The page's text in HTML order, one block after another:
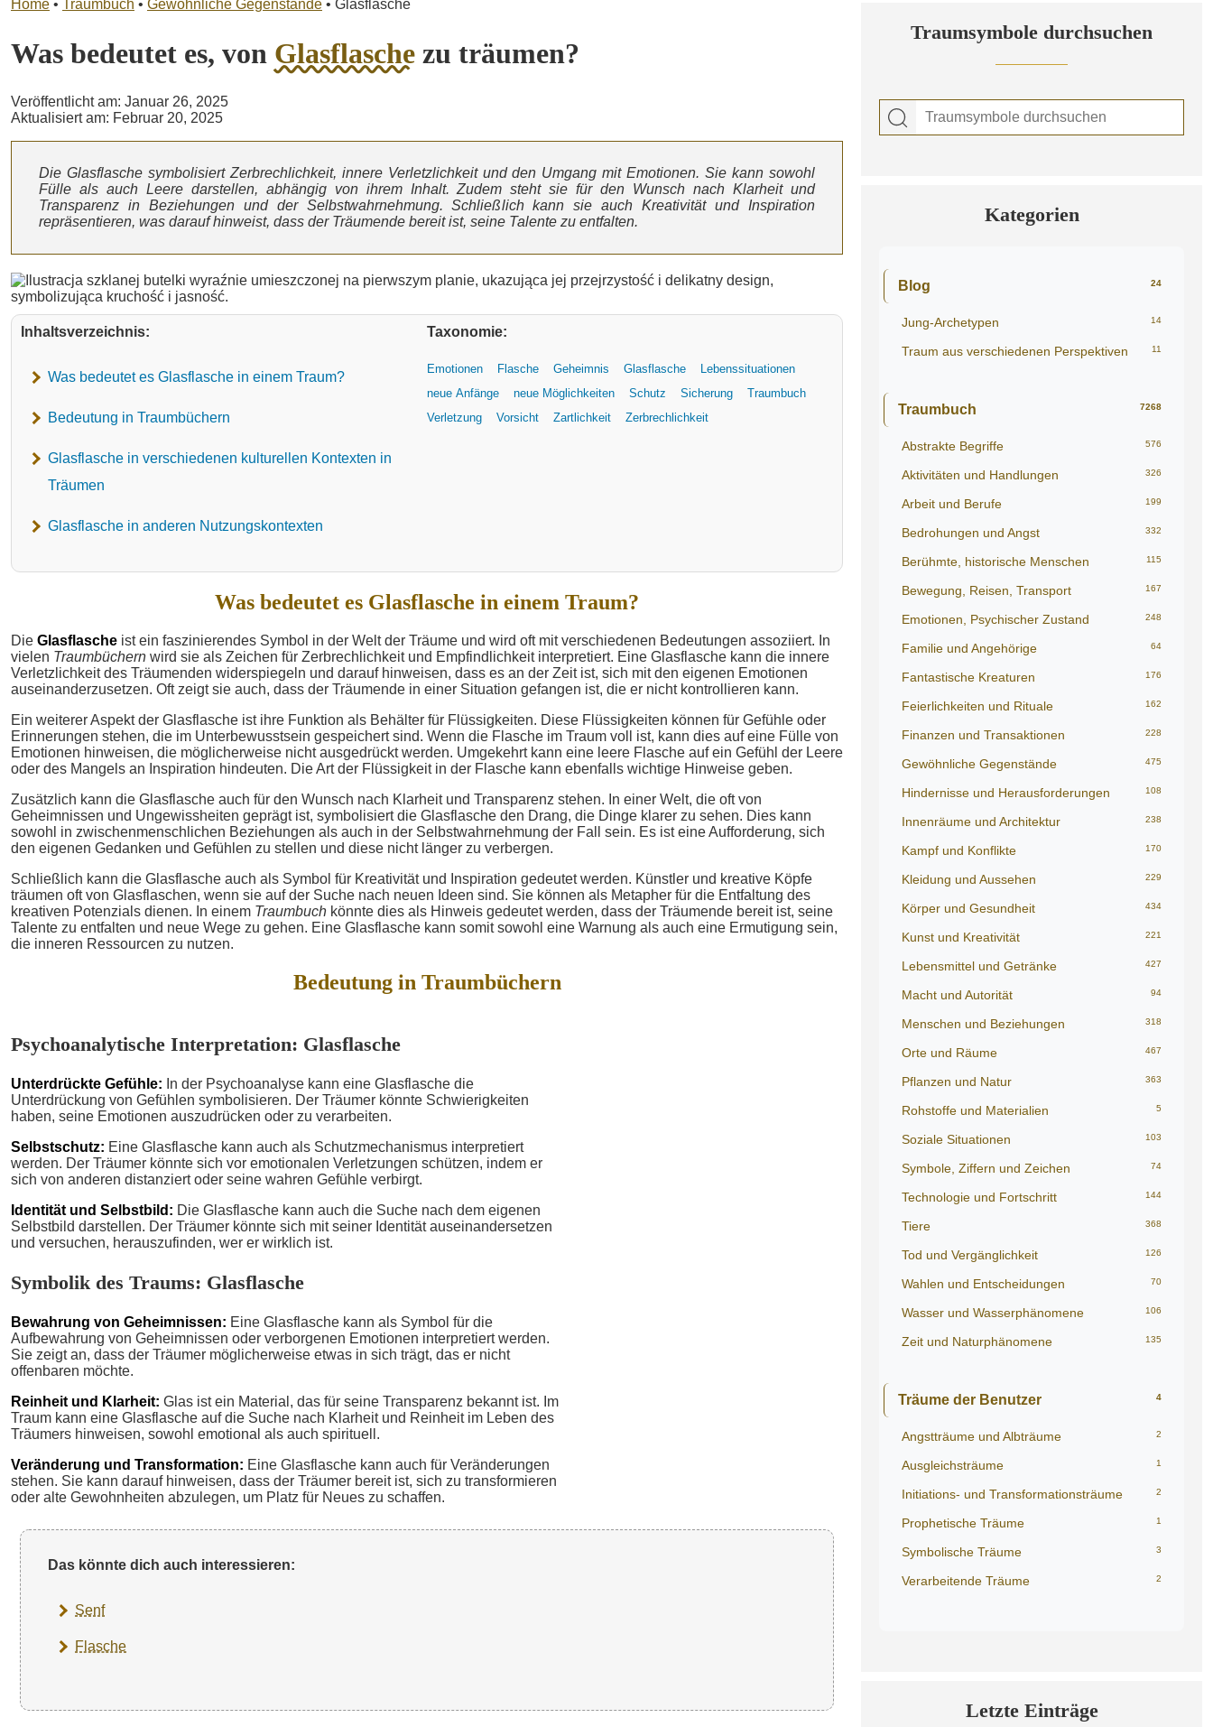
Home • Traumbuch • Gewöhnliche Gegenstände • Glasflasche
Was bedeutet es, von Glasflasche zu träumen?
Veröffentlicht am: Januar 26, 2025
Aktualisiert am: Februar 20, 2025
Die Glasflasche symbolisiert Zerbrechlichkeit, innere Verletzlichkeit und den Umgang mit Emotionen. Sie kann sowohl
Fülle als auch Leere darstellen, abhängig von ihrem Inhalt. Zudem steht sie für den Wunsch nach Klarheit und
Transparenz in Beziehungen und der Selbstwahrnehmung. Schließlich kann sie auch Kreativität und Inspiration
repräsentieren, was darauf hinweist, dass der Träumende bereit ist, seine Talente zu entfalten.
Inhaltsverzeichnis:
Was bedeutet es Glasflasche in einem Traum?
Bedeutung in Traumbüchern
Glasflasche in verschiedenen kulturellen Kontexten in
Träumen
Glasflasche in anderen Nutzungskontexten
Taxonomie:
Emotionen Flasche Geheimnis Glasflasche
Lebenssituationen
neue Anfänge
neue Möglichkeiten Schutz Sicherung
Traumbuch
Verletzung
Vorsicht Zartlichkeit Zerbrechlichkeit
Was bedeutet es Glasflasche in einem Traum?
Die Glasflasche ist ein faszinierendes Symbol in der Welt der Träume und wird oft mit verschiedenen Bedeutungen assoziiert. In
vielen Traumbüchern wird sie als Zeichen für Zerbrechlichkeit und Empfindlichkeit interpretiert. Eine Glasflasche kann die innere
Verletzlichkeit des Träumenden widerspiegeln und darauf hinweisen, dass es an der Zeit ist, sich mit den eigenen Emotionen
auseinanderzusetzen. Oft zeigt sie auch, dass der Träumende in einer Situation gefangen ist, die er nicht kontrollieren kann.
Ein weiterer Aspekt der Glasflasche ist ihre Funktion als Behälter für Flüssigkeiten. Diese Flüssigkeiten können für Gefühle oder
Erinnerungen stehen, die im Unterbewusstsein gespeichert sind. Wenn die Flasche im Traum voll ist, kann dies auf eine Fülle von
Emotionen hinweisen, die möglicherweise nicht ausgedrückt werden. Umgekehrt kann eine leere Flasche auf ein Gefühl der Leere
oder des Mangels an Inspiration hindeuten. Die Art der Flüssigkeit in der Flasche kann ebenfalls wichtige Hinweise geben.
Zusätzlich kann die Glasflasche auch für den Wunsch nach Klarheit und Transparenz stehen. In einer Welt, die oft von
Geheimnissen und Ungewissheiten geprägt ist, symbolisiert die Glasflasche den Drang, die Dinge klarer zu sehen. Dies kann
sowohl in zwischenmenschlichen Beziehungen als auch in der Selbstwahrnehmung der Fall sein. Es ist eine Aufforderung, sich
den eigenen Gedanken und Gefühlen zu stellen und diese nicht länger zu verbergen.
Schließlich kann die Glasflasche auch als Symbol für Kreativität und Inspiration gedeutet werden. Künstler und kreative Köpfe
träumen oft von Glasflaschen, wenn sie auf der Suche nach neuen Ideen sind. Sie können als Metapher für die Entfaltung des
kreativen Potenzials dienen. In einem Traumbuch könnte dies als Hinweis gedeutet werden, dass der Träumende bereit ist, seine
Talente zu entfalten und neue Wege zu gehen. Eine Glasflasche kann somit sowohl eine Warnung als auch eine Ermutigung sein,
die inneren Ressourcen zu nutzen.
Bedeutung in Traumbüchern
Psychoanalytische Interpretation: Glasflasche
Unterdrückte Gefühle: In der Psychoanalyse kann eine Glasflasche die
Unterdrückung von Gefühlen symbolisieren. Der Träumer könnte Schwierigkeiten
haben, seine Emotionen auszudrücken oder zu verarbeiten.
Selbstschutz: Eine Glasflasche kann auch als Schutzmechanismus interpretiert
werden. Der Träumer könnte sich vor emotionalen Verletzungen schützen, indem er
sich von anderen distanziert oder seine wahren Gefühle verbirgt.
Identität und Selbstbild: Die Glasflasche kann auch die Suche nach dem eigenen
Selbstbild darstellen. Der Träumer könnte sich mit seiner Identität auseinandersetzen
und versuchen, herauszufinden, wer er wirklich ist.
Symbolik des Traums: Glasflasche
Bewahrung von Geheimnissen: Eine Glasflasche kann als Symbol für die
Aufbewahrung von Geheimnissen oder verborgenen Emotionen interpretiert werden.
Sie zeigt an, dass der Träumer möglicherweise etwas in sich trägt, das er nicht
offenbaren möchte.
Reinheit und Klarheit: Glas ist ein Material, das für seine Transparenz bekannt ist. Im
Traum kann eine Glasflasche auf die Suche nach Klarheit und Reinheit im Leben des
Träumers hinweisen, sowohl emotional als auch spirituell.
Veränderung und Transformation: Eine Glasflasche kann auch für Veränderungen
stehen. Sie kann darauf hinweisen, dass der Träumer bereit ist, sich zu transformieren
oder alte Gewohnheiten abzulegen, um Platz für Neues zu schaffen.
Das könnte dich auch interessieren:
Senf
Flasche
Traumsymbole durchsuchen
Kategorien
Blog 24
Jung-Archetypen 14
Traum aus verschiedenen Perspektiven 11
Traumbuch 7268
Abstrakte Begriffe 576
Aktivitäten und Handlungen 326
Arbeit und Berufe 199
Bedrohungen und Angst 332
Berühmte, historische Menschen 115
Bewegung, Reisen, Transport 167
Emotionen, Psychischer Zustand 248
Familie und Angehörige 64
Fantastische Kreaturen 176
Feierlichkeiten und Rituale 162
Finanzen und Transaktionen 228
Gewöhnliche Gegenstände 475
Hindernisse und Herausforderungen 108
Innenräume und Architektur 238
Kampf und Konflikte 170
Kleidung und Aussehen 229
Körper und Gesundheit 434
Kunst und Kreativität 221
Lebensmittel und Getränke 427
Macht und Autorität 94
Menschen und Beziehungen 318
Orte und Räume 467
Pflanzen und Natur 363
Rohstoffe und Materialien 5
Soziale Situationen 103
Symbole, Ziffern und Zeichen 74
Technologie und Fortschritt 144
Tiere 368
Tod und Vergänglichkeit 126
Wahlen und Entscheidungen 70
Wasser und Wasserphänomene 106
Zeit und Naturphänomene 135
Träume der Benutzer 4
Angstträume und Albträume 2
Ausgleichsträume 1
Initiations- und Transformationsträume 2
Prophetische Träume 1
Symbolische Träume 3
Verarbeitende Träume 2
Letzte Einträge